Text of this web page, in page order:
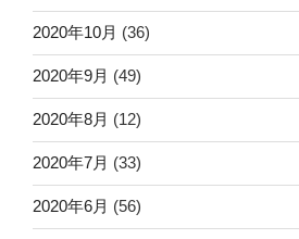
2020年10月 (36)
2020年9月 (49)
2020年8月 (12)
2020年7月 (33)
2020年6月 (56)